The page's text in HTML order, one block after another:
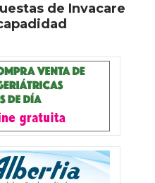
de Invacare